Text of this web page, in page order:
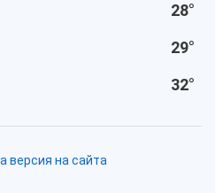
28°
29°
32°
версия на сайта